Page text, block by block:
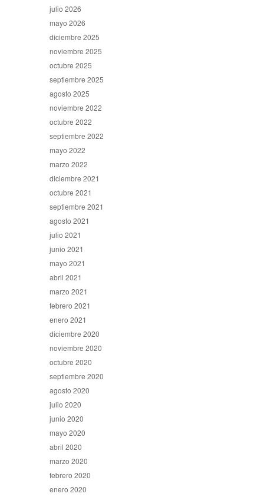
julio 2026
mayo 2026
diciembre 2025
noviembre 2025
octubre 2025
septiembre 2025
agosto 2025
noviembre 2022
octubre 2022
septiembre 2022
mayo 2022
marzo 2022
diciembre 2021
octubre 2021
septiembre 2021
agosto 2021
julio 2021
junio 2021
mayo 2021
abril 2021
marzo 2021
febrero 2021
enero 2021
diciembre 2020
noviembre 2020
octubre 2020
septiembre 2020
agosto 2020
julio 2020
junio 2020
mayo 2020
abril 2020
marzo 2020
febrero 2020
enero 2020